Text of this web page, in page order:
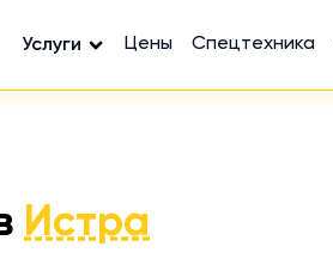
Услуги Цены Спецтехника
Истра